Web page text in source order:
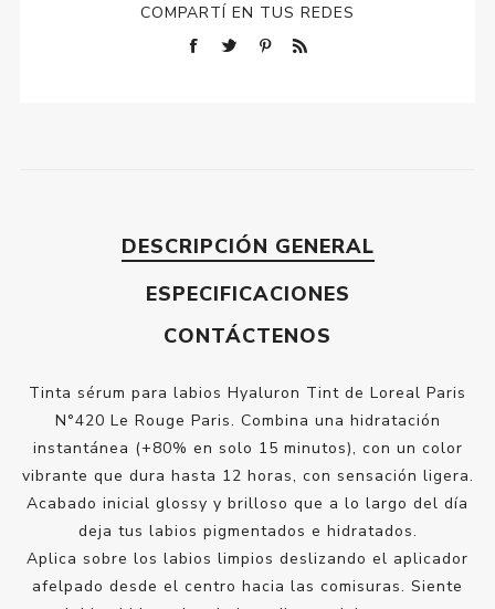
COMPARTÍ EN TUS REDES
DESCRIPCIÓN GENERAL
ESPECIFICACIONES
CONTÁCTENOS
Tinta sérum para labios Hyaluron Tint de Loreal Paris
N°420 Le Rouge Paris. Combina una hidratación
instantánea (+80% en solo 15 minutos), con un color
vibrante que dura hasta 12 horas, con sensación ligera.
Acabado inicial glossy y brilloso que a lo largo del día
deja tus labios pigmentados e hidratados.
Aplica sobre los labios limpios deslizando el aplicador
afelpado desde el centro hacia las comisuras. Siente